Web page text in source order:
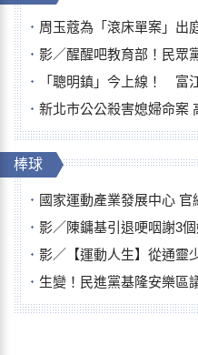
周玉蔻為「滾床單案」出庭...遭罵
影／醒醒吧教育部！民眾黨新北市
「聰明鎮」今上線！ 富江
新北市公公殺害媳婦命案 高
棒球
國家運動產業發展中心
影／陳鏞基引退哽咽謝3
影／【運動人生】從通靈少女到無
生變！民進黨基隆安樂區議員